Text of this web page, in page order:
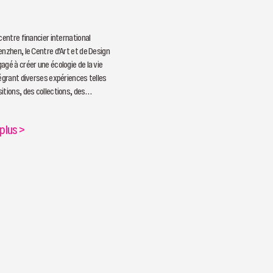
financier international
le Centre d'Art et de Design
à créer une écologie de la vie
diverses expériences telles
des collections, des
à la vie.
>